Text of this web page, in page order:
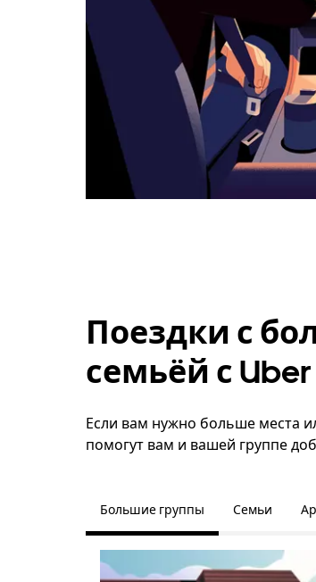
Поездки с
семьёй с Uber
Если вам нужно больше места
помогут вам и вашей группе
Большие группы Семьи